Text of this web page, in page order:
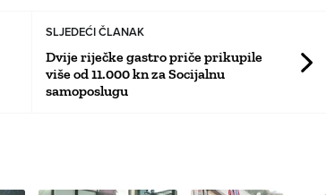
SLJEDEĆI ČLANAK
Dvije riječke gastro priče prikupile
više od 11.000 kn za Socijalnu
samoposlugu